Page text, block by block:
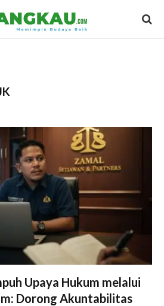
Upaya Hukum melalui
Dorong Akuntabilitas